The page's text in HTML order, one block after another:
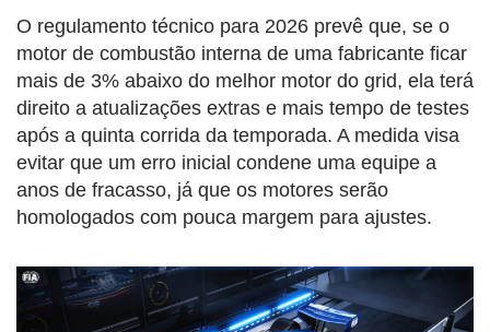
O regulamento técnico para 2026 prevê que, se o
motor de combustão interna de uma fabricante ficar
mais de 3% abaixo do melhor motor do grid, ela terá
direito a atualizações extras e mais tempo de testes
após a quinta corrida da temporada. A medida visa
evitar que um erro inicial condene uma equipe a
anos de fracasso, já que os motores serão
homologados com pouca margem para ajustes.